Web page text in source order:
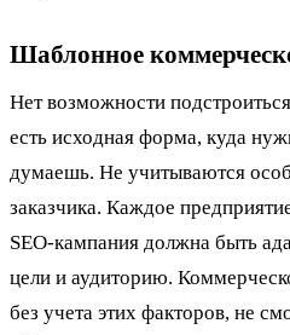
Шаблонное
Нет возможности
есть исходная форма, куда
думаешь. Не учитываются
заказчика. Каждое
SEO-кампания должна быть
цели и аудиторию.
без учета этих факторов, не